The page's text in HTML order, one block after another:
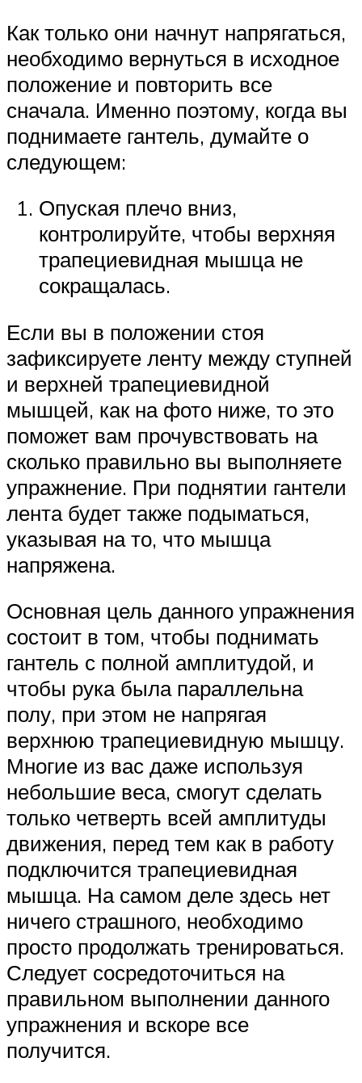
Как только они начнут напрягаться,
необходимо вернуться в исходное
положение и повторить все
сначала. Именно поэтому, когда вы
поднимаете гантель, думайте о
следующем:
Опуская плечо вниз,
контролируйте, чтобы верхняя
трапециевидная мышца не
сокращалась.
Если вы в положении стоя
зафиксируете ленту между ступней
и верхней трапециевидной
мышцей, как на фото ниже, то это
поможет вам прочувствовать на
сколько правильно вы выполняете
упражнение. При поднятии гантели
лента будет также подыматься,
указывая на то, что мышца
напряжена.
Основная цель данного упражнения
состоит в том, чтобы поднимать
гантель с полной амплитудой, и
чтобы рука была параллельна
полу, при этом не напрягая
верхнюю трапециевидную мышцу.
Многие из вас даже используя
небольшие веса, смогут сделать
только четверть всей амплитуды
движения, перед тем как в работу
подключится трапециевидная
мышца. На самом деле здесь нет
ничего страшного, необходимо
просто продолжать тренироваться.
Следует сосредоточиться на
правильном выполнении данного
упражнения и вскоре все
получится.